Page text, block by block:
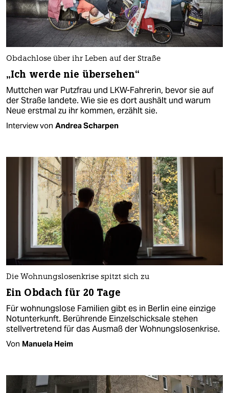
Obdachlose über ihr Leben auf der Straße
„Ich werde nie übersehen“
Muttchen war Putzfrau und LKW-Fahrerin, bevor sie auf
der Straße landete. Wie sie es dort aushält und warum
Neue erstmal zu ihr kommen, erzählt sie.
Interview von Andrea Scharpen
Die Wohnungslosenkrise spitzt sich zu
Ein Obdach für 20 Tage
Für wohnungslose Familien gibt es in Berlin eine einzige
Notunterkunft. Berührende Einzelschicksale stehen
stellvertretend für das Ausmaß der Wohnungslosenkrise.
Von Manuela Heim